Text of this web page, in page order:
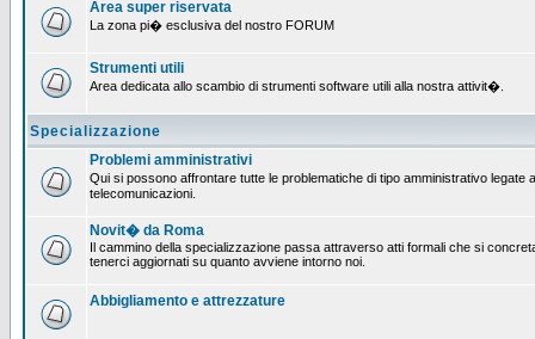
Area super riservata
La zona pi� esclusiva del nostro FORUM
Strumenti utili
Area dedicata allo scambio di strumenti software utili alla nostra attivit�.
Specializzazione
Problemi amministrativi
Qui si possono affrontare tutte le problematiche di tipo amministrativo
telecomunicazioni.
Novit� da Roma
Il cammino della specializzazione passa attraverso atti formali che si
tenerci aggiornati su quanto avviene intorno noi.
Abbigliamento e attrezzature